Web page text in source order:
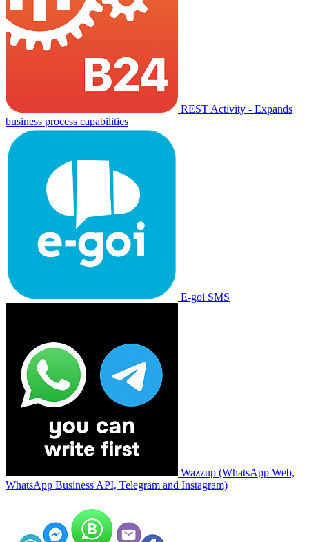
REST Activity - Expands
business process capabilities
E-goi SMS
Wazzup (WhatsApp Web,
WhatsApp Business API, Telegram and Instagram)